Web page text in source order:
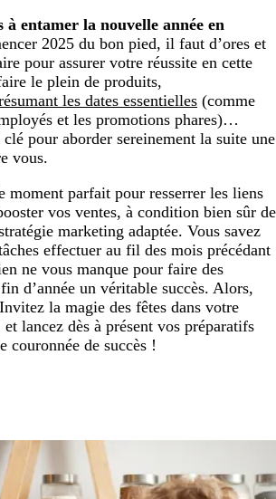
à entamer la nouvelle année en
2025 du bon pied, il faut d’ores et
pour assurer votre réussite en cette
le plein de produits,
les dates essentielles (comme
et les promotions phares)…
pour aborder sereinement la suite une
vous.
moment parfait pour resserrer les liens
vos ventes, à condition bien sûr de
marketing adaptée. Vous savez
effectuer au fil des mois précédant
ne vous manque pour faire des
d’année un véritable succès. Alors,
la magie des fêtes dans votre
lancez dès à présent vos préparatifs
couronnée de succès !